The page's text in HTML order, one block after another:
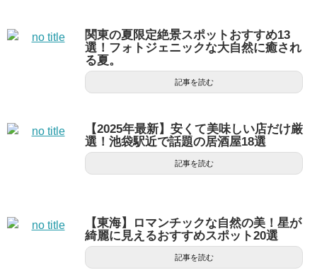
関東の夏限定絶景スポットおすすめ13
選！フォトジェニックな大自然に癒され
る夏。
記事を読む
【2025年最新】安くて美味しい店だけ厳
選！池袋駅近で話題の居酒屋18選
記事を読む
【東海】ロマンチックな自然の美！星が
綺麗に見えるおすすめスポット20選
記事を読む